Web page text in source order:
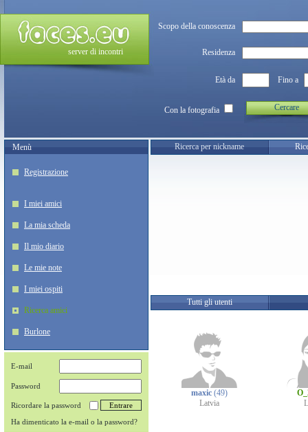
server di incontri
Scopo della conoscenza
Residenza
Età da Fino a
Con la fotografia Cercare
Menù
Registrazione
I miei amici
La mia scheda
Il mio diario
Le mie note
I miei ospiti
Ricerca amici
Burlone
E-mail
Password
Ricordare la password
Ha dimenticato la e-mail o la password?
Ricerca per nickname
Tutti gli utenti
maxic (49)
Latvia